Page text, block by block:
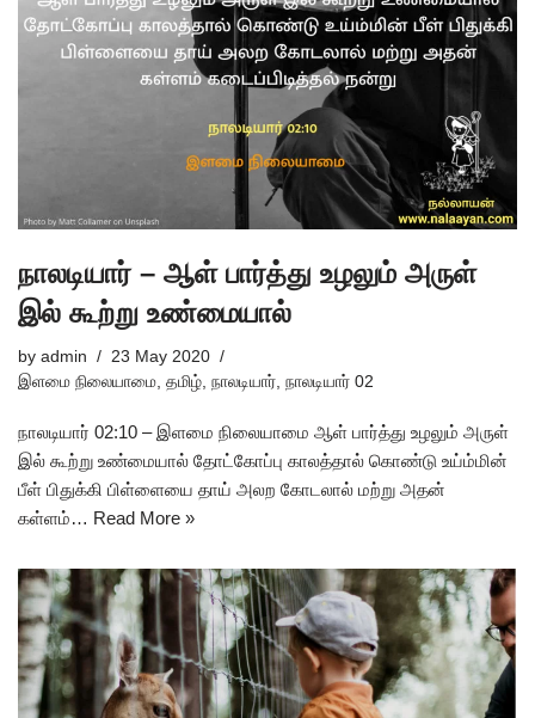
நாலடியார் – ஆள் பார்த்து உழலும் அருள்
இல் கூற்று உண்மையால்
by admin
23 May 2020
இளமை நிலையாமை தமிழ் நாலடியார் நாலடியார் 02
நாலடியார் 02:10 – இளமை நிலையாமை ஆள் பார்த்து உழலும் அருள்
இல் கூற்று உண்மையால் தோட்கோப்பு காலத்தால் கொண்டு உய்ம்மின்
பீள் பிதுக்கி பிள்ளையை தாய் அலற கோடலால் மற்று அதன்
கள்ளம்… Read More »